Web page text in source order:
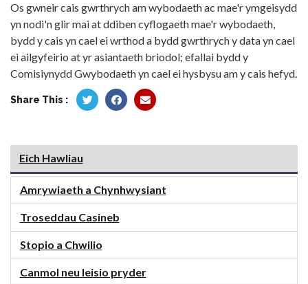
Os gwneir cais gwrthrych am wybodaeth ac mae'r ymgeisydd
yn nodi'n glir mai at ddiben cyflogaeth mae'r wybodaeth,
bydd y cais yn cael ei wrthod a bydd gwrthrych y data yn cael
ei ailgyfeirio at yr asiantaeth briodol; efallai bydd y
Comisiynydd Gwybodaeth yn cael ei hysbysu am y cais hefyd.
Share This :
Eich Hawliau
Amrywiaeth a Chynhwysiant
Troseddau Casineb
Stopio a Chwilio
Canmol neu leisio pryder